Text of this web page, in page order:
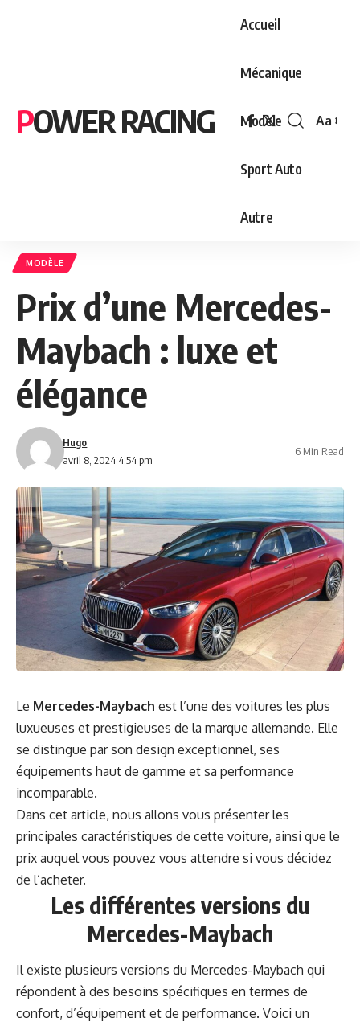
POWER RACING
Accueil
Mécanique
Modèle
Sport Auto
Autre
Font
Aa
MODÈLE
Prix d’une Mercedes-
Maybach : luxe et
élégance
avril 8, 2024 4:54 pm
Hugo
6 Min Read
Le Mercedes-Maybach est l’une des voitures les plus
luxueuses et prestigieuses de la marque allemande. Elle
se distingue par son design exceptionnel, ses
équipements haut de gamme et sa performance
incomparable.
Dans cet article, nous allons vous présenter les
principales caractéristiques de cette voiture, ainsi que le
prix auquel vous pouvez vous attendre si vous décidez
de l’acheter.
Les différentes versions du
Mercedes-Maybach
Il existe plusieurs versions du Mercedes-Maybach qui
répondent à des besoins spécifiques en termes de
confort, d’équipement et de performance. Voici un